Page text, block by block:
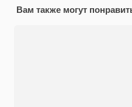
Вам также могут